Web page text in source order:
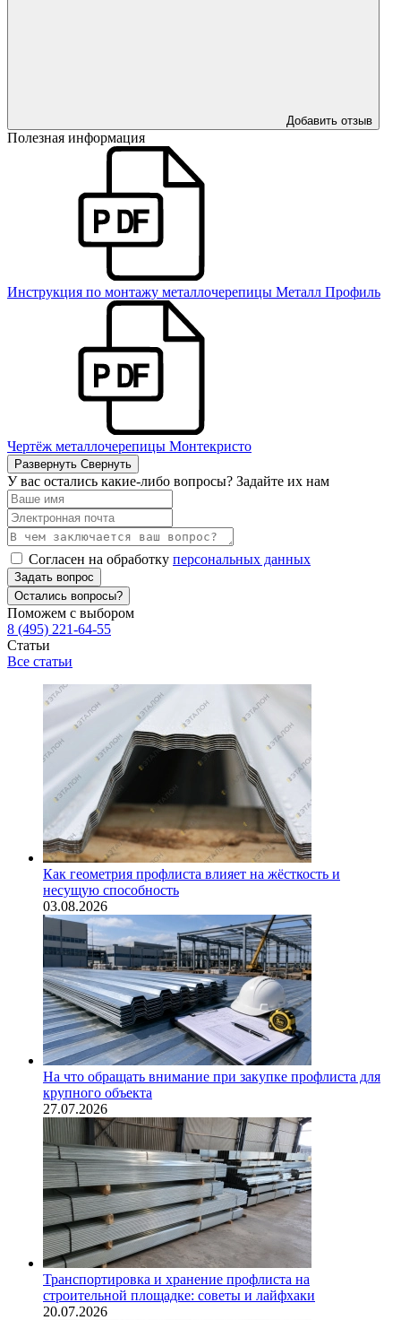
Добавить отзыв
Полезная информация
Инструкция по монтажу металлочерепицы Металл Профиль
Чертёж металлочерепицы Монтекристо
Развернуть Свернуть
У вас остались какие-либо вопросы? Задайте их нам
Согласен на обработку персональных данных
Задать вопрос
Остались вопросы?
Поможем с выбором
8 (495) 221-64-55
Статьи
Все статьи
Как геометрия профлиста влияет на жёсткость и
несущую способность
03.08.2026
На что обращать внимание при закупке профлиста для
крупного объекта
27.07.2026
Транспортировка и хранение профлиста на
строительной площадке: советы и лайфхаки
20.07.2026